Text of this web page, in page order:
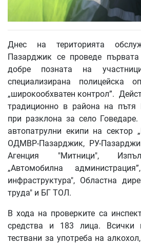
Днес на територията
Пазарджик се проведе
добре позната на
специализирана полицейска
„широкообхватен контрол”.
традиционно в района на пътя
при разклона за село
автопатрулни екипи на сектор
ОДМВР-Пазарджик, РУ-
Агенция "Митници",
„Автомобилна
инфраструктура", Областна
труда" и БГ ТОЛ.
В хода на проверките са
средства и 183 лица.
тествани за употреба на